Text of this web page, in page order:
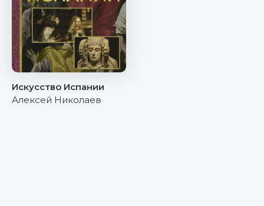
Искусство Испании
Алексей Николаев